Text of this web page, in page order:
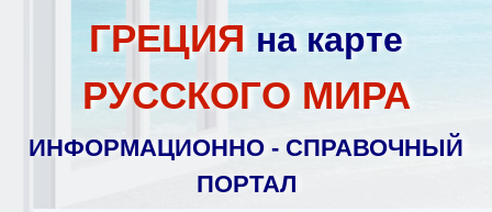
ГРЕЦИЯ на карте
РУССКОГО МИРА
ИНФОРМАЦИОННО - СПРАВОЧНЫЙ
ПОРТАЛ